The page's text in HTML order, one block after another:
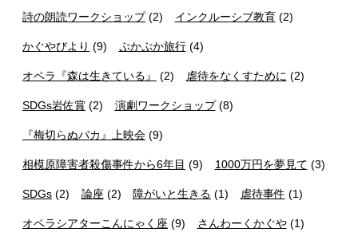
詩の朗読ワークショップ(2) インクルーシブ教育(2)
かぐやびより (9) ぷかぷか旅行(4)
オペラ『森は生きている』 (2) 虐待をなくすために (2)
SDGs岩佐賞 (2) 演劇ワークショップ(8)
『梅切らぬバカ』上映会 (9)
相模原障害者殺傷事件から6年目 (9) 1000万円を夢見て (3)
SDGs (2) 論座 (2) 障がいと生きる (1) 虐待事件 (1)
オペラシアターこんにゃく座 (9) さんわーくかぐや(1)